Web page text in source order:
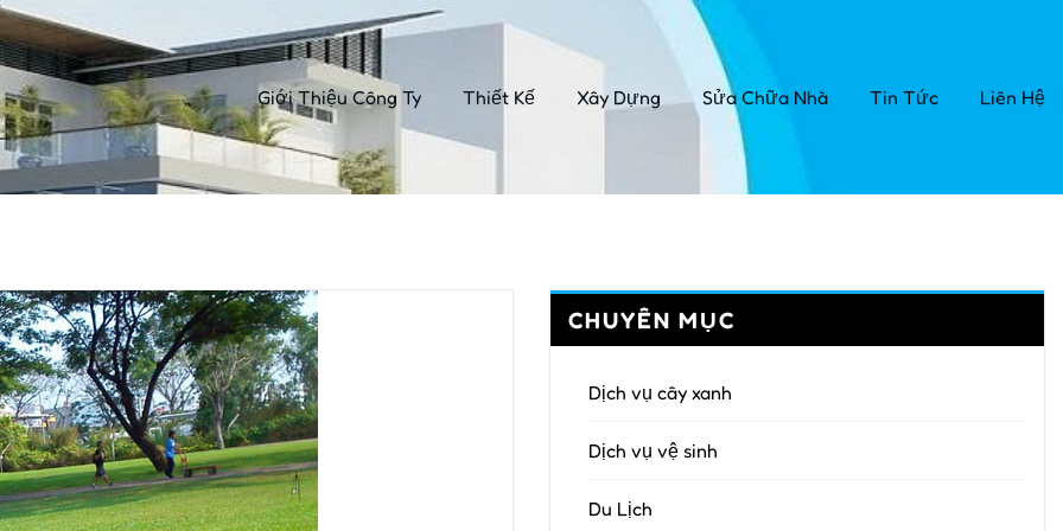
Giới Thiệu Công Ty Thiết Kế Xây Dựng Sửa Chữa Nhà Tin Tức Liên Hệ
CHUYÊN MỤC
Dịch vụ cây xanh
Dịch vụ vệ sinh
Du Lịch